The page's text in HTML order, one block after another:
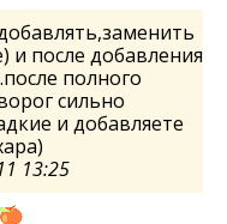
и после добавления
полного
сильно
и добавляете
13:25